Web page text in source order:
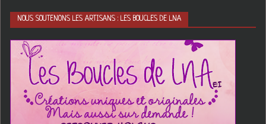
NOUS SOUTENONS LES ARTISANS : LES BOUCLES DE LNA